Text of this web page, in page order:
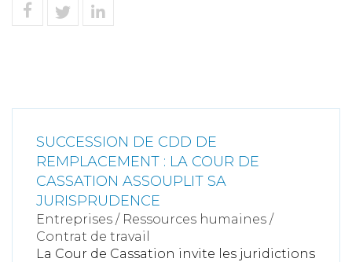
SUCCESSION DE CDD DE
REMPLACEMENT : LA COUR DE
CASSATION ASSOUPLIT SA
JURISPRUDENCE
Entreprises / Ressources humaines /
Contrat de travail
La Cour de Cassation invite les juridictions